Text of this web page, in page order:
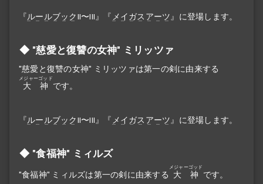
『ルールブックII〜III』『 メイガスアーツ』に登場します。
"慈愛と復讐の女神" ミリッツァ
"慈愛と復讐の女神" ミリッツァは第一の剣に由来する
大神
メジャーゴッド
です。
『ルールブックII〜III』『 メイガスアーツ』に登場します。
"食福神" ミィルズ
"食福神" ミィルズは第一の剣に由来する 大神
メジャーゴッド
です。